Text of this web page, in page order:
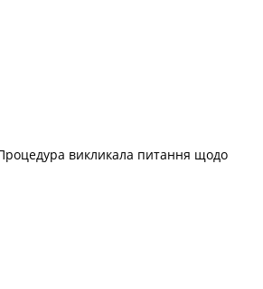
викликала питання щодо